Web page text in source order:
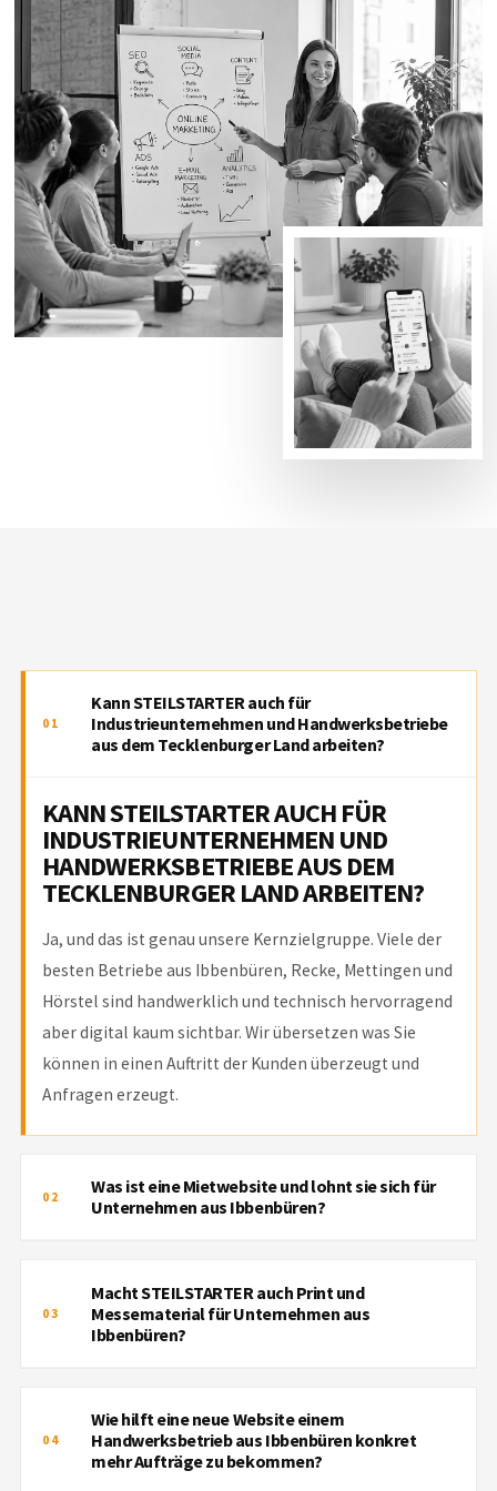
01
Kann STEILSTARTER auch für
Industrieunternehmen und Handwerksbetriebe
aus dem Tecklenburger Land arbeiten?
KANN STEILSTARTER AUCH FÜR
INDUSTRIEUNTERNEHMEN UND
HANDWERKSBETRIEBE AUS DEM
TECKLENBURGER LAND ARBEITEN?
Ja, und das ist genau unsere Kernzielgruppe. Viele der
besten Betriebe aus Ibbenbüren, Recke, Mettingen und
Hörstel sind handwerklich und technisch hervorragend
aber digital kaum sichtbar. Wir übersetzen was Sie
können in einen Auftritt der Kunden überzeugt und
Anfragen erzeugt.
02
Was ist eine Mietwebsite und lohnt sie sich für
Unternehmen aus Ibbenbüren?
LOHNT SIE SICH FÜR UNTERNEHMEN
AUS IBBENBÜREN?
bekommen eine professionelle fertig eingerichtete
Website die wir laufend betreuen. Gerade für Gründer
03
Macht STEILSTARTER auch Print und
Messematerial für Unternehmen aus
Ibbenbüren?
UND MESSEMATERIAL FÜR
UNTERNEHMEN AUS IBBENBÜREN?
04
Wie hilft eine neue Website einem
Handwerksbetrieb aus Ibbenbüren konkret
mehr Aufträge zu bekommen?